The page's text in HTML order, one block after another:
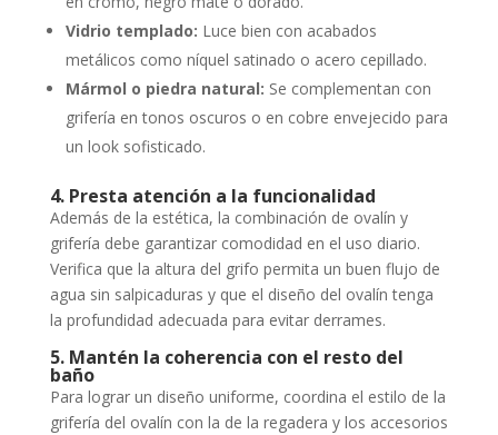
Vidrio templado: Luce bien con acabados
metálicos como níquel satinado o acero cepillado.
Mármol o piedra natural: Se complementan con
grifería en tonos oscuros o en cobre envejecido para
un look sofisticado.
4. Presta atención a la funcionalidad
Además de la estética, la combinación de ovalín y
grifería debe garantizar comodidad en el uso diario.
Verifica que la altura del grifo permita un buen flujo de
agua sin salpicaduras y que el diseño del ovalín tenga
la profundidad adecuada para evitar derrames.
5. Mantén la coherencia con el resto del
baño
Para lograr un diseño uniforme, coordina el estilo de la
grifería del ovalín con la de la regadera y los accesorios